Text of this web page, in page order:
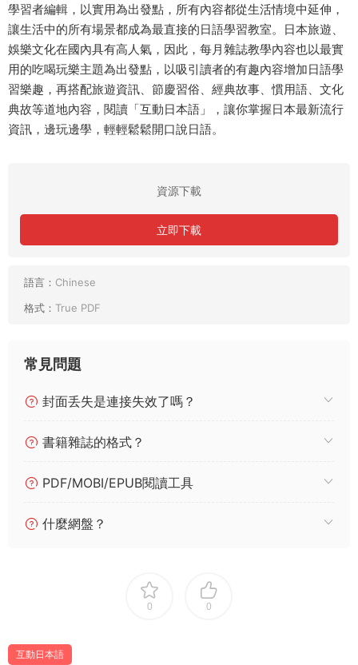
學習者編輯，以實用為出發點，所有內容都從生活情境中延伸，
讓生活中的所有場景都成為最直接的日語學習教室。日本旅遊、
娛樂文化在國內具有高人氣，因此，每月雜誌教學內容也以最實
用的吃喝玩樂主題為出發點，以吸引讀者的有趣內容增加日語學
習樂趣，再搭配旅遊資訊、節慶習俗、經典故事、慣用語、文化
典故等道地內容，閱讀「互動日本語」，讓你掌握日本最新流行
資訊，邊玩邊學，輕輕鬆鬆開口說日語。
資源下載
立即下載
語言： Chinese
格式： True PDF
常見問題
封面丢失是連接失效了嗎？
書籍雜誌的格式？
PDF/MOBI/EPUB閱讀工具
什麼網盤？
0 0
互動日本語